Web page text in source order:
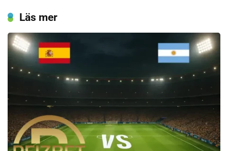
Läs mer